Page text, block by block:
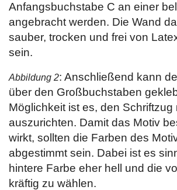
Anfangsbuchstabe C an einer
angebracht werden. Die Wand
sauber, trocken und frei von
sein.
Abbildung 2: Anschließend kann
über den Großbuchstaben
Möglichkeit ist es, den Schriftzug
auszurichten. Damit das Motiv
wirkt, sollten die Farben des
abgestimmt sein. Dabei ist es
hintere Farbe eher hell und die
kräftig zu wählen.